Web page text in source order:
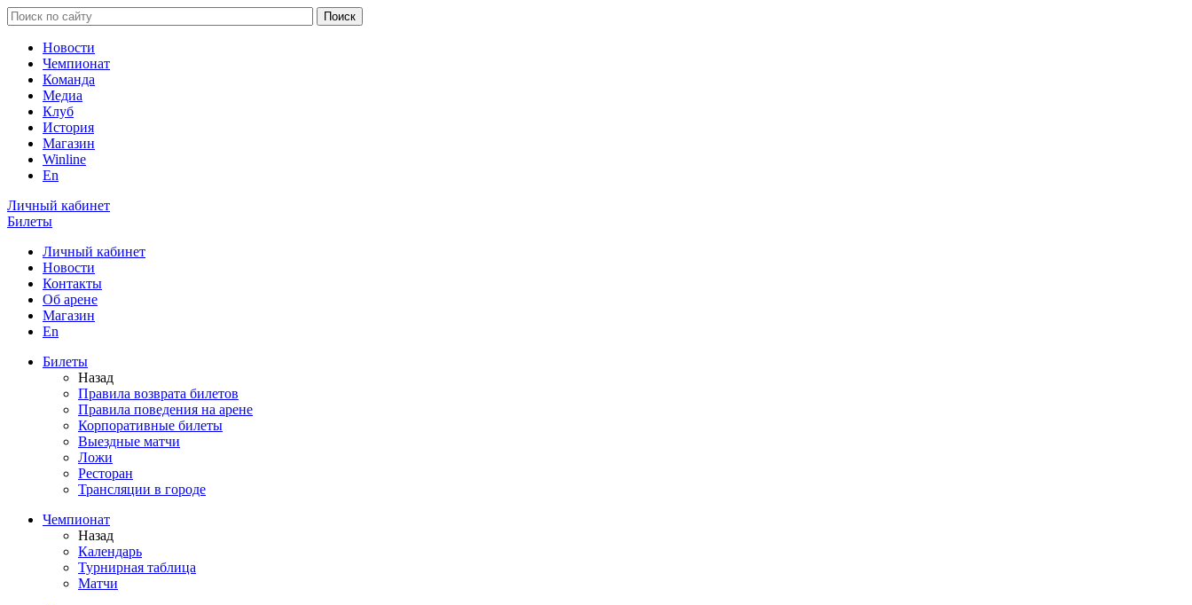
Новости
Чемпионат
Команда
Медиа
Клуб
История
Магазин
Winline
En
Личный кабинет
Билеты
Личный кабинет
Новости
Контакты
Об арене
Магазин
En
Билеты
Назад
Правила возврата билетов
Правила поведения на арене
Корпоративные билеты
Выездные матчи
Ложи
Ресторан
Трансляции в городе
Чемпионат
Назад
Календарь
Турнирная таблица
Матчи